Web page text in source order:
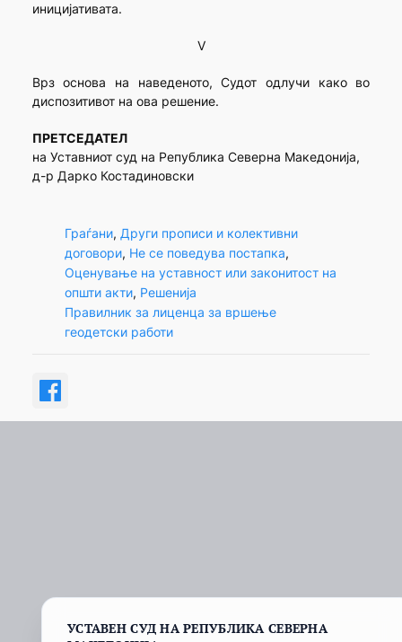
иницијативата.
V
Врз основа на наведеното, Судот одлучи како во
диспозитивот на ова решение.
ПРЕТСЕДАТЕЛ
на Уставниот суд на Република Северна Македонија,
д-р Дарко Костадиновски
Граѓани, Други прописи и колективни
договори, Не се поведува постапка
Оценување на уставност или законитост на
општи акти, Решенија
Правилник за лиценца за вршење
геодетски работи
УСТАВЕН СУД НА РЕПУБЛИКА СЕВЕРНА